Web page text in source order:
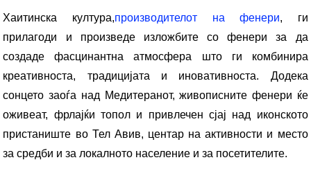
Хаитинска култура,производителот на фенери, ги
прилагоди и произведе изложбите со фенери за да
создаде фасцинантна атмосфера што ги комбинира
креативноста, традицијата и иновативноста. Додека
сонцето заоѓа над Медитеранот, живописните фенери ќе
оживеат, фрлајќи топол и привлечен сјај над иконското
пристаниште во Тел Авив, центар на активности и место
за средби и за локалното население и за посетителите.